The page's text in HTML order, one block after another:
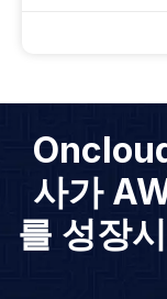
사가
를 성장